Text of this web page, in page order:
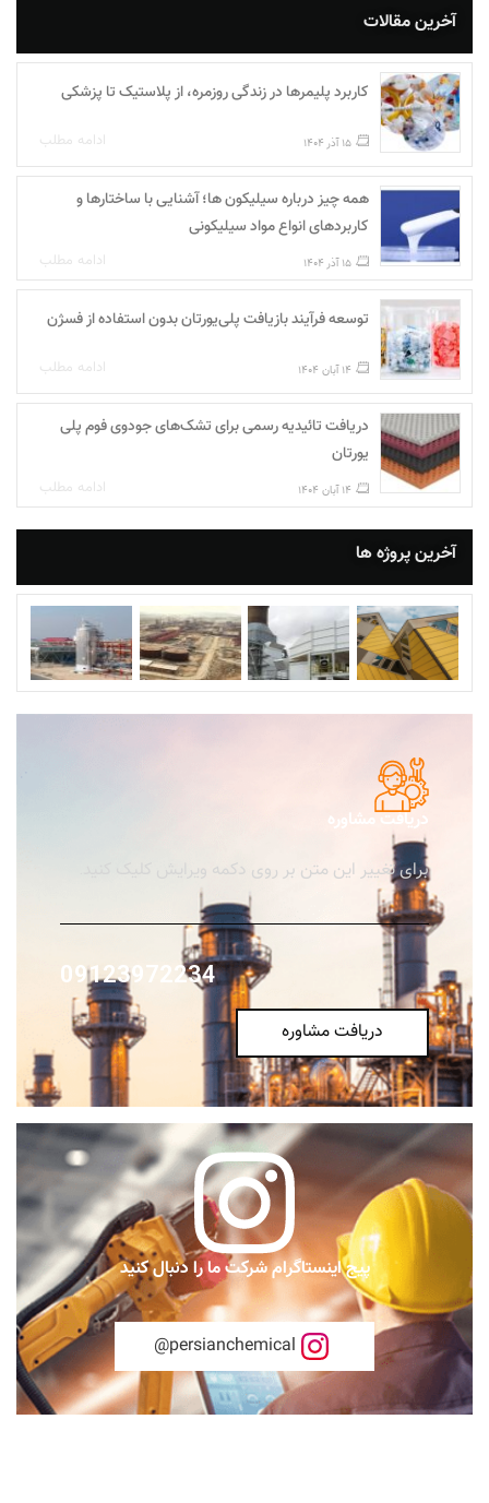
آخرین مقالات
کاربرد پلیمرها در زندگی روزمره، از پلاستیک تا پزشکی
15 آذر 1404 ادامه مطلب
همه چیز درباره سیلیکون ها؛ آشنایی با ساختارها و
کاربردهای انواع مواد سیلیکونی
15 آذر 1404 ادامه مطلب
توسعه فرآیند بازیافت پلی‌یورتان بدون استفاده از فسژن
14 آبان 1404 ادامه مطلب
دریافت تائیدیه رسمی برای تشک‌های جودوی فوم پلی‌
یورتان
14 آبان 1404 ادامه مطلب
آخرین پروژه ها
دریافت مشاوره
برای تغییر این متن بر روی دکمه ویرایش کلیک کنید.
09123972234
دریافت مشاوره
پیج اینستاگرام شرکت ما را دنبال کنید
persianchemical@